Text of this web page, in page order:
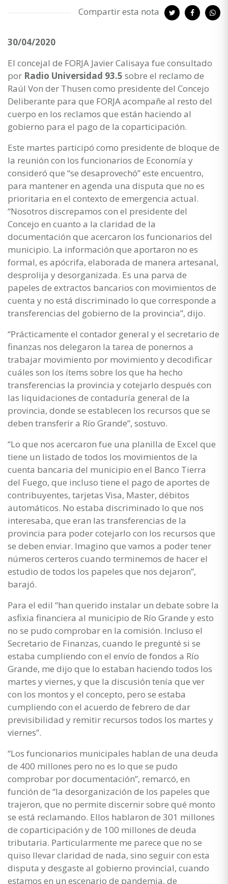
Compartir esta nota
30/04/2020
El concejal de FORJA Javier Calisaya fue consultado
por Radio Universidad 93.5 sobre el reclamo de
Raúl Von der Thusen como presidente del Concejo
Deliberante para que FORJA acompañe al resto del
cuerpo en los reclamos que están haciendo al
gobierno para el pago de la coparticipación.
Este martes participó como presidente de bloque de
la reunión con los funcionarios de Economía y
consideró que “se desaprovechó” este encuentro,
para mantener en agenda una disputa que no es
prioritaria en el contexto de emergencia actual.
“Nosotros discrepamos con el presidente del
Concejo en cuanto a la claridad de la
documentación que acercaron los funcionarios del
municipio. La información que aportaron no es
formal, es apócrifa, elaborada de manera artesanal,
desprolija y desorganizada. Es una parva de
papeles de extractos bancarios con movimientos de
cuenta y no está discriminado lo que corresponde a
transferencias del gobierno de la provincia”, dijo.
“Prácticamente el contador general y el secretario de
finanzas nos delegaron la tarea de ponernos a
trabajar movimiento por movimiento y decodificar
cuáles son los ítems sobre los que ha hecho
transferencias la provincia y cotejarlo después con
las liquidaciones de contaduría general de la
provincia, donde se establecen los recursos que se
deben transferir a Río Grande”, sostuvo.
“Lo que nos acercaron fue una planilla de Excel que
tiene un listado de todos los movimientos de la
cuenta bancaria del municipio en el Banco Tierra
del Fuego, que incluso tiene el pago de aportes de
contribuyentes, tarjetas Visa, Master, débitos
automáticos. No estaba discriminado lo que nos
interesaba, que eran las transferencias de la
provincia para poder cotejarlo con los recursos que
se deben enviar. Imagino que vamos a poder tener
números certeros cuando terminemos de hacer el
estudio de todos los papeles que nos dejaron”,
barajó.
Para el edil “han querido instalar un debate sobre la
asfixia financiera al municipio de Río Grande y esto
no se pudo comprobar en la comisión. Incluso el
Secretario de Finanzas, cuando le pregunté si se
estaba cumpliendo con el envío de fondos a Río
Grande, me dijo que lo estaban haciendo todos los
martes y viernes, y que la discusión tenía que ver
con los montos y el concepto, pero se estaba
cumpliendo con el acuerdo de febrero de dar
previsibilidad y remitir recursos todos los martes y
viernes”.
“Los funcionarios municipales hablan de una deuda
de 400 millones pero no es lo que se pudo
comprobar por documentación”, remarcó, en
función de “la desorganización de los papeles que
trajeron, que no permite discernir sobre qué monto
se está reclamando. Ellos hablaron de 301 millones
de coparticipación y de 100 millones de deuda
tributaria. Particularmente me parece que no se
quiso llevar claridad de nada, sino seguir con esta
disputa y desgaste al gobierno provincial, cuando
estamos en un escenario de pandemia, de